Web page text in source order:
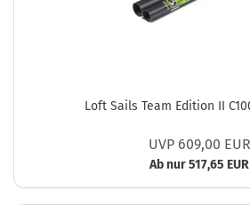
Loft Sails Team Edition II
UVP 609,00 EUR
Ab nur 517,65 EUR